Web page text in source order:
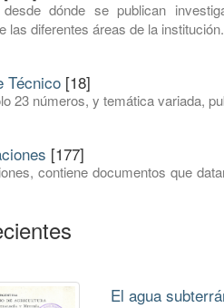
dónde se publican
las diferentes áreas de la institución.
Técnico [18]
23 números, y temática variada,
[177]
contiene documentos que
El agua